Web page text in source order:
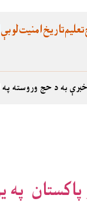
لوبېامنیتتاریختعلیم
به د حج وروسته په
په